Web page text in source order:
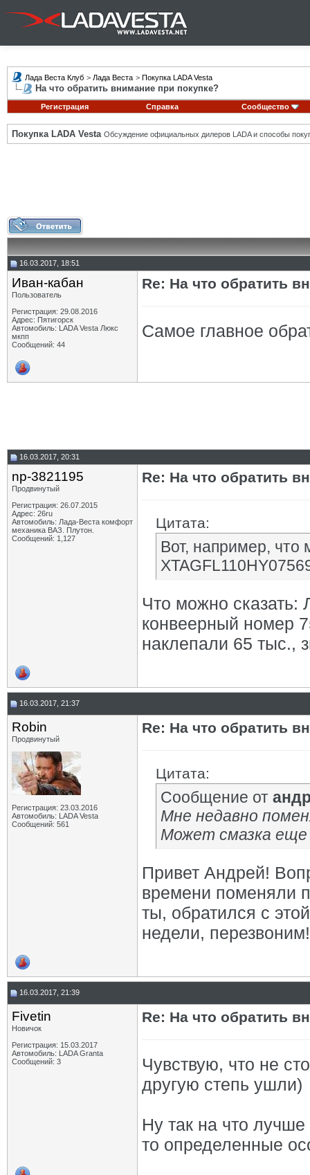
Лада Веста Клуб > Лада Веста > Покупка LADA Vesta
На что обратить внимание при покупке?
Регистрация Справка Сообщество
Покупка LADA Vesta Обсуждение официальных дилеров LADA и способы
16.03.2017, 18:51
Иван-кабан
Пользователь
Регистрация: 29.08.2016
Адрес: Пятигорск
Автомобиль: LADA Vesta Люкс
мкпп
Сообщений: 44
Re: На что обратить
Самое главное
16.03.2017, 20:31
np-3821195
Продвинутый
Регистрация: 26.07.2015
Адрес: 26ru
Автомобиль: Лада-Веста комфорт
механика ВАЗ. Плутон.
Сообщений: 1,127
Re: На что обратить
Цитата:
Вот, например, что
Что можно
конвеерный номер
наклепали 65 тыс.,
16.03.2017, 21:37
Robin
Продвинутый
Регистрация: 23.03.2016
Автомобиль: LADA Vesta
Сообщений: 561
Re: На что обратить
Цитата:
Сообщение от
Мне недавно
Может смазка
Привет Андрей!
времени поменяли
ты, обратился с
недели, перезвоним!
16.03.2017, 21:39
Fivetin
Новичок
Регистрация: 15.03.2017
Автомобиль: LADA Granta
Сообщений: 3
Re: На что обратить
Чувствую, что не
другую степь ушли)
Ну так на что
то определенные